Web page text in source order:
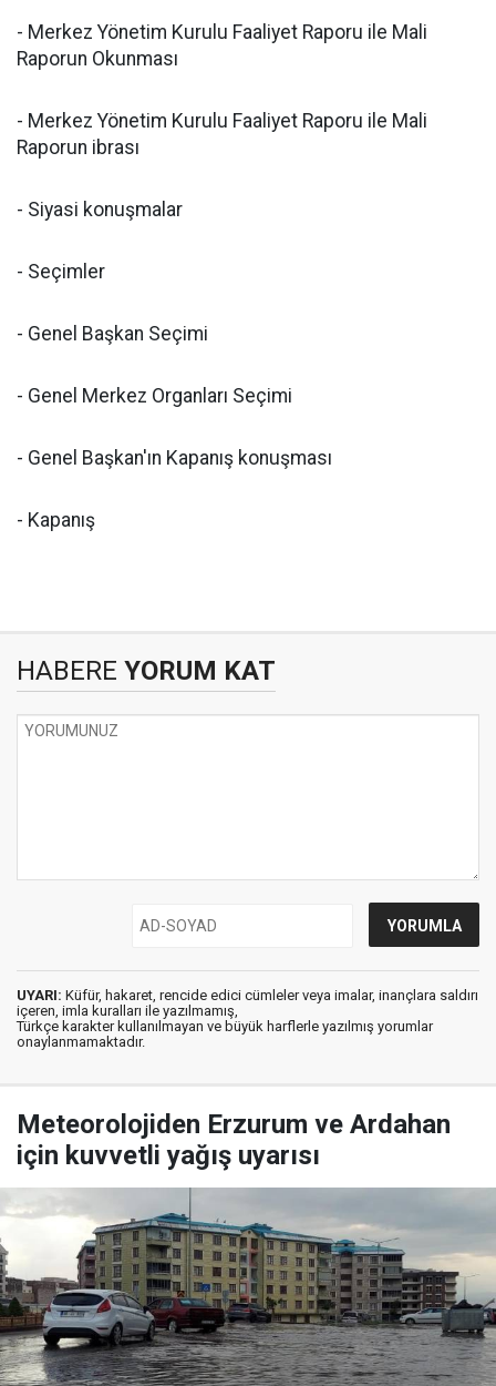
- Merkez Yönetim Kurulu Faaliyet Raporu ile Mali
Raporun Okunması
- Merkez Yönetim Kurulu Faaliyet Raporu ile Mali
Raporun ibrası
- Siyasi konuşmalar
- Seçimler
- Genel Başkan Seçimi
- Genel Merkez Organları Seçimi
- Genel Başkan'ın Kapanış konuşması
- Kapanış
HABERE YORUM KAT
UYARI: Küfür, hakaret, rencide edici cümleler veya imalar, inançlara saldırı
içeren, imla kuralları ile yazılmamış,
Türkçe karakter kullanılmayan ve büyük harflerle yazılmış yorumlar
onaylanmamaktadır.
Meteorolojiden Erzurum ve Ardahan
için kuvvetli yağış uyarısı